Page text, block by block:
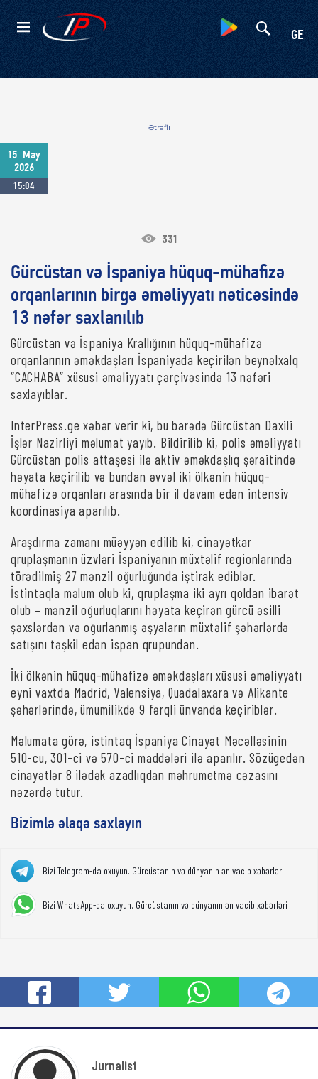
GE
Kateqoriyalar
Ətraflı
15
May
2026
15:04
331
Gürcüstan və İspaniya hüquq-mühafizə
orqanlarının birgə əməliyyatı nəticəsində
13 nəfər saxlanılıb
Gürcüstan və İspaniya Krallığının hüquq-mühafizə
orqanlarının əməkdaşları İspaniyada keçirilən beynəlxalq
“CACHABA” xüsusi əməliyyatı çərçivəsində 13 nəfəri
saxlayıblar.
InterPress.ge xəbər verir ki, bu barədə Gürcüstan Daxili
İşlər Nazirliyi məlumat yayıb. Bildirilib ki, polis əməliyyatı
Gürcüstan polis attaşesi ilə aktiv əməkdaşlıq şəraitində
həyata keçirilib və bundan əvvəl iki ölkənin hüquq-
mühafizə orqanları arasında bir il davam edən intensiv
koordinasiya aparılıb.
Araşdırma zamanı müəyyən edilib ki, cinayətkar
qruplaşmanın üzvləri İspaniyanın müxtəlif regionlarında
törədilmiş 27 mənzil oğurluğunda iştirak ediblər.
İstintaqla məlum olub ki, qruplaşma iki ayrı qoldan ibarət
olub – mənzil oğurluqlarını həyata keçirən gürcü əsilli
şəxslərdən və oğurlanmış əşyaların müxtəlif şəhərlərdə
satışını təşkil edən ispan qrupundan.
İki ölkənin hüquq-mühafizə əməkdaşları xüsusi əməliyyatı
eyni vaxtda Madrid, Valensiya, Quadalaxara və Alikante
şəhərlərində, ümumilikdə 9 fərqli ünvanda keçiriblər.
Məlumata görə, istintaq İspaniya Cinayət Məcəlləsinin
510-cu, 301-ci və 570-ci maddələri ilə aparılır. Sözügedən
cinayətlər 8 ilədək azadlıqdan məhrumetmə cəzasını
nəzərdə tutur.
Bizimlə əlaqə saxlayın
Bizi Telegram-da oxuyun. Gürcüstanın və dünyanın ən vacib xəbərləri
Bizi WhatsApp-da oxuyun. Gürcüstanın və dünyanın ən vacib xəbərləri
Jurnalist